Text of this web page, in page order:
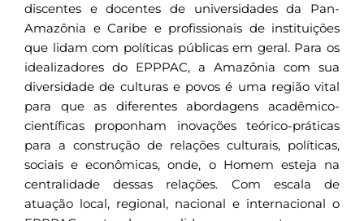
discentes e docentes de universidades da Pan-
Amazônia e Caribe e profissionais de instituições
que lidam com políticas públicas em geral. Para os
idealizadores do EPPPAC, a Amazônia com sua
diversidade de culturas e povos é uma região vital
para que as diferentes abordagens acadêmico-
científicas proponham inovações teórico-práticas
para a construção de relações culturais, políticas,
sociais e econômicas, onde, o Homem esteja na
centralidade dessas relações. Com escala de
atuação local, regional, nacional e internacional o